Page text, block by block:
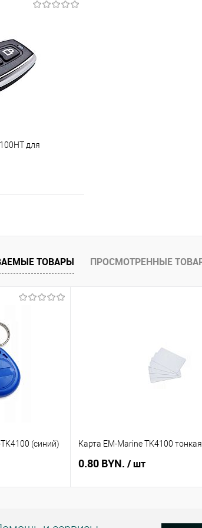
для
ТОВАРЫ ПРОСМОТРЕННЫЕ
(синий) Карта EM-Marine TK4100
0.80 BYN. / шт